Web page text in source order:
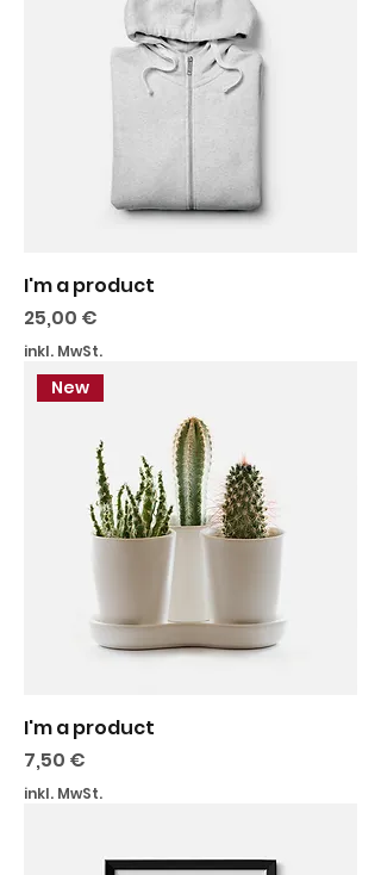
I'm a product
Preis
25,00 €
inkl. MwSt.
New
I'm a product
Preis
7,50 €
inkl. MwSt.